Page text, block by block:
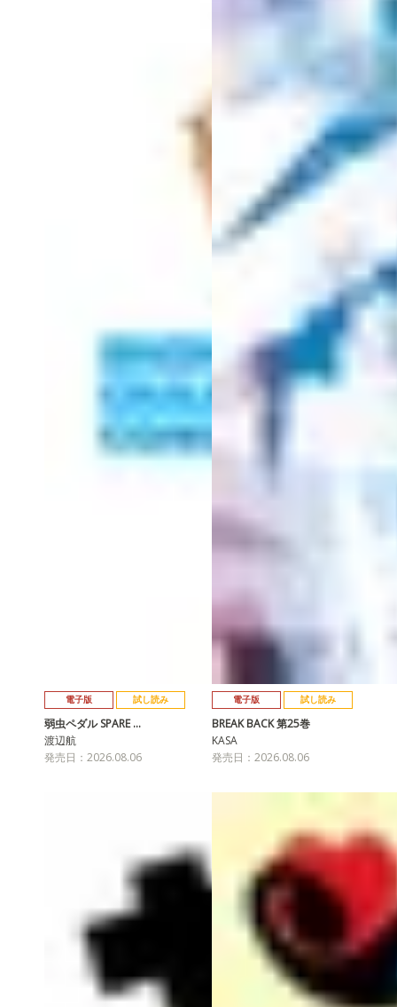
電子版 試し読み
弱虫ペダル SPARE …
渡辺航
発売日：2026.08.06
電子版 試し読み
BREAK BACK 第25巻
KASA
発売日：2026.08.06